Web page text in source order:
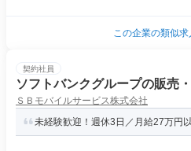
この企業の類似求
契約社員
ソフトバンクグループの販売
ＳＢモバイルサービス株式会社
未経験歓迎！週休3日／月給27万円